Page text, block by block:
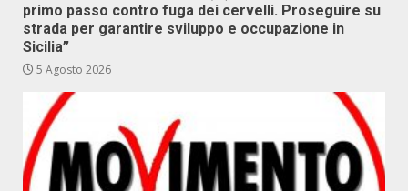
primo passo contro fuga dei cervelli. Proseguire su
strada per garantire sviluppo e occupazione in
Sicilia”
5 Agosto 2026